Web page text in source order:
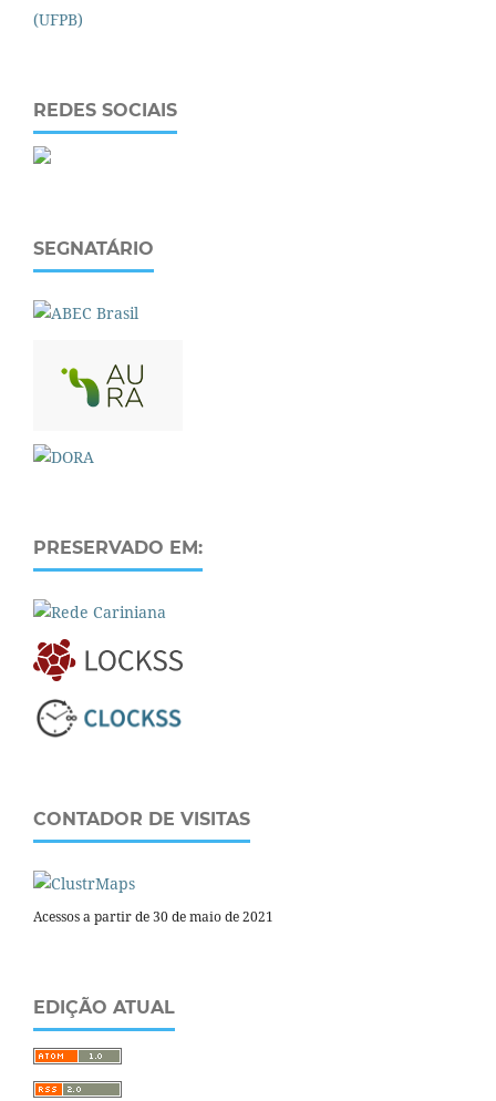
REDES SOCIAIS
SEGNATÁRIO
PRESERVADO EM:
CONTADOR DE VISITAS
Acessos a partir de 30 de maio de 2021
EDIÇÃO ATUAL